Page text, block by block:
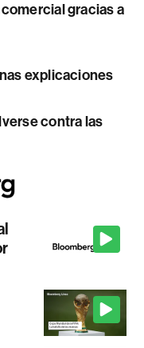
gracias a
explicaciones
contra las